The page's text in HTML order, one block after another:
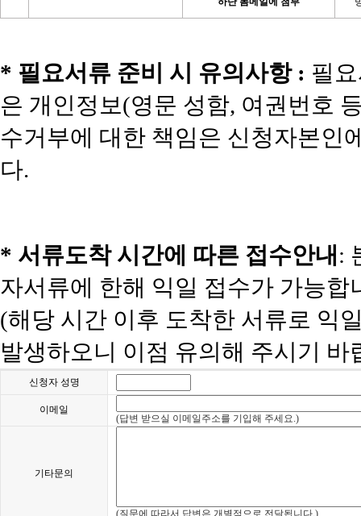
* 필요서류 준비 시 유의사항 : 필
은 개인정보(영문 성함, 여권번호
수거부에 대한 책임은 신청자본인
다.
* 서류도착 시간에 따른 접수안내 :
자서류에 한해 익일 접수가 가능합
(해당 시간 이후 도착한 서류로 익
발생하오니 이점 유의해 주시기 바
신청자 성명
이메일
(답변 받으실 이메일주소를 기입해 주세요.)
기타문의
(질문에 따라서 답변은 개별적으로 전달됩니다.)